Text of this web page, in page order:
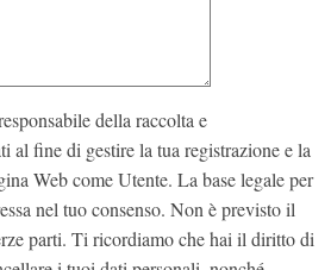
della raccolta e
al fine di gestire la tua registrazione e la
Web come Utente. La base legale per
nel tuo consenso. Non è previsto il
parti. Ti ricordiamo che hai il diritto di